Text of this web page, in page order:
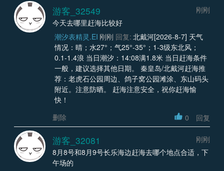
游客_32549
刚刚
今天去哪里赶海比较好
潮汐表精灵.EI 刚刚 回复: 北戴河[2026-8-7] 天气
情况：晴；水27°；气25°-35°；1-3级东北风；
0.1-1.4浪 当日潮汐：14:08满1.8米 当日赶海条件
一般，建议选择其他日期。 秦皇岛/北戴河赶海推
荐：老虎石公园周边、鸽子窝公园滩涂、东山码头
附近。注意防晒。 赶海注意安全，祝你赶海愉
快！
删除
0 回复
游客_32081
刚刚
8月8号和8月9号长乐海边赶海去哪个地点合适，下
午场的